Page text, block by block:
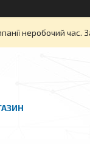
неробочий